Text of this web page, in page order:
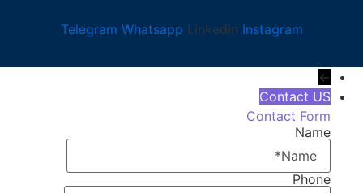
Telegram Whatsapp Linkedin Instagram
←
Contact US
Contact Form
Name
Phone